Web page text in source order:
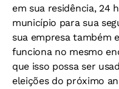
em sua residência, 24
município para sua
sua empresa também
funciona no mesmo
que isso possa ser
eleições do próximo